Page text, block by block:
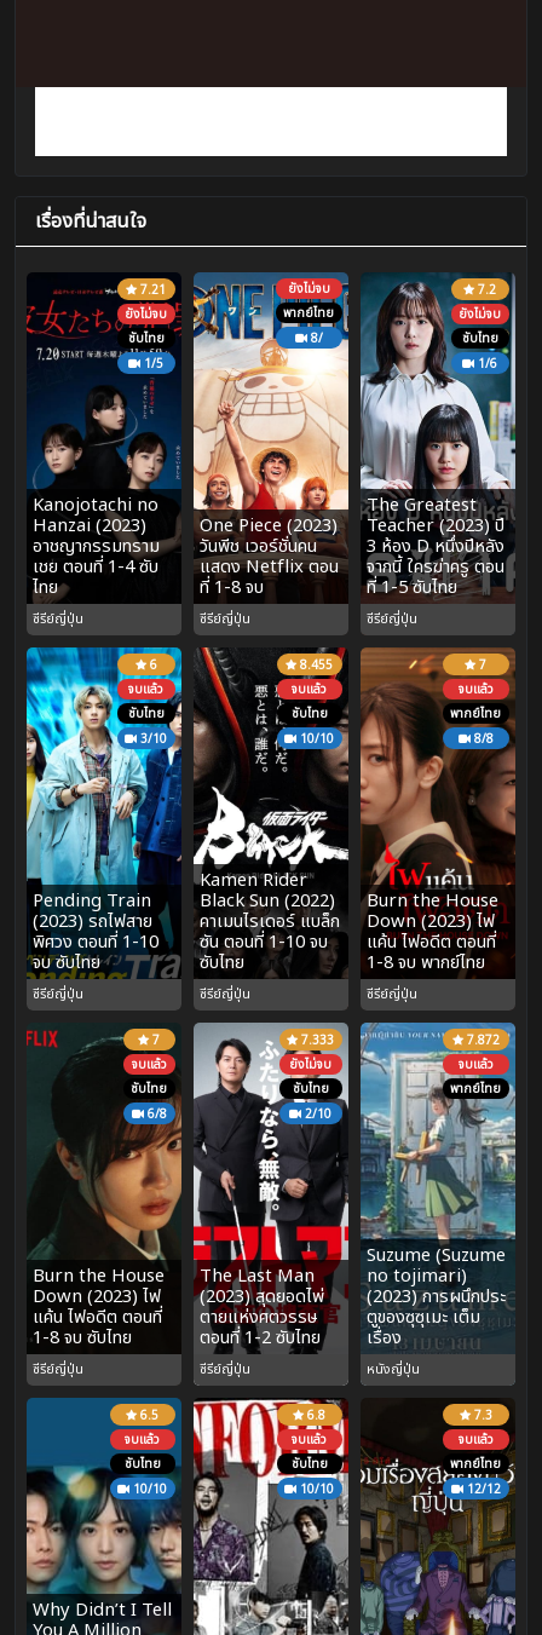
เรื่องที่น่าสนใจ
7.21
ยังไม่จบ
ซับไทย
1/5
Kanojotachi no
Hanzai (2023)
อาชญากรรมทราม
เชย ตอนที่ 1-4 ซับ
ไทย
ซีรีย์ญี่ปุ่น
ยังไม่จบ
พากย์ไทย
8/
One Piece (2023)
วันพีช เวอร์ชั่นคน
แสดง Netflix ตอน
ที่ 1-8 จบ
ซีรีย์ญี่ปุ่น
7.2
ยังไม่จบ
ซับไทย
1/6
The Greatest
Teacher (2023) ปี
3 ห้อง D หนึ่งปีหลัง
จากนี้ ใครฆ่าครู ตอน
ที่ 1-5 ซับไทย
ซีรีย์ญี่ปุ่น
6
จบแล้ว
ซับไทย
3/10
Pending Train
(2023) รถไฟสาย
พิศวง ตอนที่ 1-10
จบ ซับไทย
ซีรีย์ญี่ปุ่น
8.455
จบแล้ว
ซับไทย
10/10
Kamen Rider
Black Sun (2022)
คาเมนไรเดอร์ แบล็ก
ซัน ตอนที่ 1-10 จบ
ซับไทย
ซีรีย์ญี่ปุ่น
7
จบแล้ว
พากย์ไทย
8/8
Burn the House
Down (2023) ไฟ
แค้น ไฟอดีต ตอนที่
1-8 จบ พากย์ไทย
ซีรีย์ญี่ปุ่น
7
จบแล้ว
ซับไทย
6/8
Burn the House
Down (2023) ไฟ
แค้น ไฟอดีต ตอนที่
1-8 จบ ซับไทย
ซีรีย์ญี่ปุ่น
7.333
ยังไม่จบ
ซับไทย
2/10
The Last Man
(2023) สุดยอดไพ่
ตายแห่งศตวรรษ
ตอนที่ 1-2 ซับไทย
ซีรีย์ญี่ปุ่น
7.872
จบแล้ว
พากย์ไทย
Suzume (Suzume
no tojimari)
(2023) การผนึกประ
ตูของซุซุเมะ เต็ม
เรื่อง
หนังญี่ปุ่น
6.5
จบแล้ว
ซับไทย
10/10
Why Didn’t I Tell
6.8
จบแล้ว
ซับไทย
10/10
7.3
จบแล้ว
พากย์ไทย
12/12